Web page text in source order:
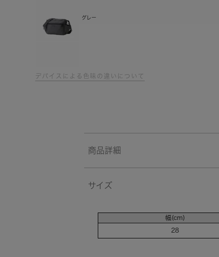
グレー
デバイスによる色味の違いについて
商品詳細
サイズ
幅(cm)
28